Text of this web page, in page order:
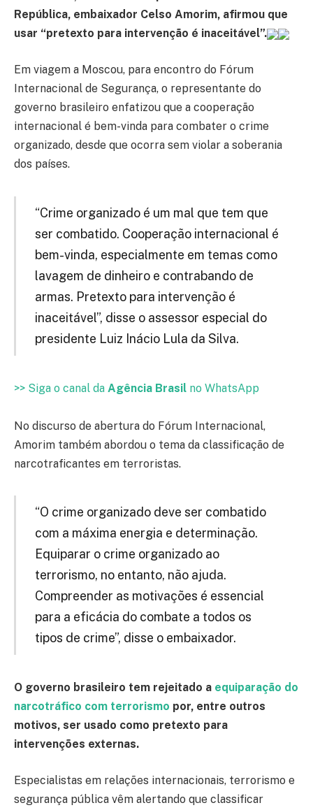
República, embaixador Celso Amorim, afirmou que
usar “pretexto para intervenção é inaceitável”.
Em viagem a Moscou, para encontro do Fórum
Internacional de Segurança, o representante do
governo brasileiro enfatizou que a cooperação
internacional é bem-vinda para combater o crime
organizado, desde que ocorra sem violar a soberania
dos países.
“Crime organizado é um mal que tem que
ser combatido. Cooperação internacional é
bem-vinda, especialmente em temas como
lavagem de dinheiro e contrabando de
armas. Pretexto para intervenção é
inaceitável”, disse o assessor especial do
presidente Luiz Inácio Lula da Silva.
>> Siga o canal da Agência Brasil no WhatsApp
No discurso de abertura do Fórum Internacional,
Amorim também abordou o tema da classificação de
narcotraficantes em terroristas.
“O crime organizado deve ser combatido
com a máxima energia e determinação.
Equiparar o crime organizado ao
terrorismo, no entanto, não ajuda.
Compreender as motivações é essencial
para a eficácia do combate a todos os
tipos de crime”, disse o embaixador.
O governo brasileiro tem rejeitado a equiparação do
narcotráfico com terrorismo por, entre outros
motivos, ser usado como pretexto para
intervenções externas.
Especialistas em relações internacionais, terrorismo e
segurança pública vêm alertando que classificar